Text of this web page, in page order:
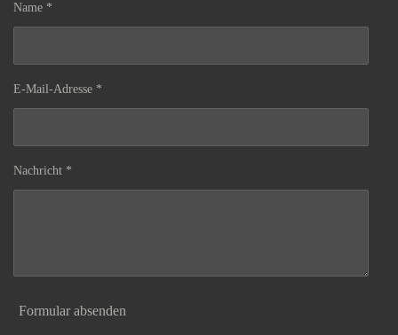
Name *
E-Mail-Adresse *
Nachricht *
Formular absenden